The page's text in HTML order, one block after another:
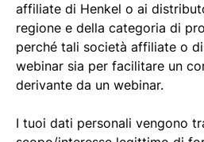
affiliate di Henkel o ai
regione e della categoria di
perché tali società affiliate o
webinar sia per facilitare un
derivante da un webinar.
I tuoi dati personali vengono